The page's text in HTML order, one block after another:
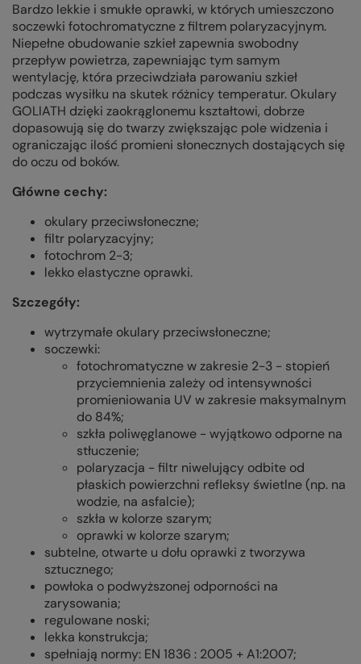
Bardzo lekkie i smukłe oprawki, w których umieszczono
soczewki fotochromatyczne z filtrem polaryzacyjnym.
Niepełne obudowanie szkieł zapewnia swobodny
przepływ powietrza, zapewniając tym samym
wentylację, która przeciwdziała parowaniu szkieł
podczas wysiłku na skutek różnicy temperatur. Okulary
GOLIATH dzięki zaokrąglonemu kształtowi, dobrze
dopasowują się do twarzy zwiększając pole widzenia i
ograniczając ilość promieni słonecznych dostających się
do oczu od boków.
Główne cechy:
okulary przeciwsłoneczne;
filtr polaryzacyjny;
fotochrom 2-3;
lekko elastyczne oprawki.
Szczegóły:
wytrzymałe okulary przeciwsłoneczne;
soczewki:
fotochromatyczne w zakresie 2-3 - stopień
przyciemnienia zależy od intensywności
promieniowania UV w zakresie maksymalnym
do 84%;
szkła poliwęglanowe - wyjątkowo odporne na
stłuczenie;
polaryzacja - filtr niwelujący odbite od
płaskich powierzchni refleksy świetlne (np. na
wodzie, na asfalcie);
szkła w kolorze szarym;
oprawki w kolorze szarym;
subtelne, otwarte u dołu oprawki z tworzywa
sztucznego;
powłoka o podwyższonej odporności na
zarysowania;
regulowane noski;
lekka konstrukcja;
spełniają normy: EN 1836 : 2005 + A1:2007;